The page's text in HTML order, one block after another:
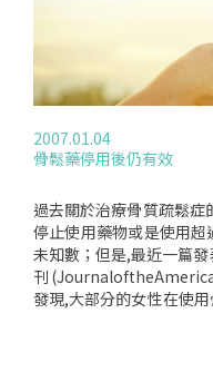
2007.01.04
骨鬆藥停用後仍有效
過去關於治療骨質疏鬆症
停止使用藥物或是使用
未知數；但是,最近一篇
刊
發現,大部分的女性在使
議脊椎骨折的高危險群,